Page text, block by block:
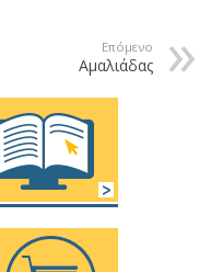
Επόμενο
Αμαλιάδας